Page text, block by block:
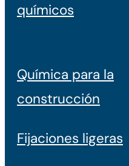
químicos
Química para la
construcción
Fijaciones ligeras